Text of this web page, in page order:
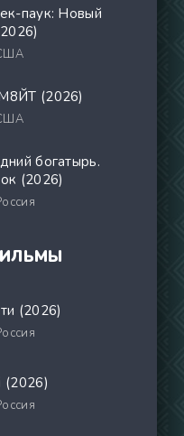
паук: Новый
(2026)
богатырь.
(2026)
(2026)
(2026)